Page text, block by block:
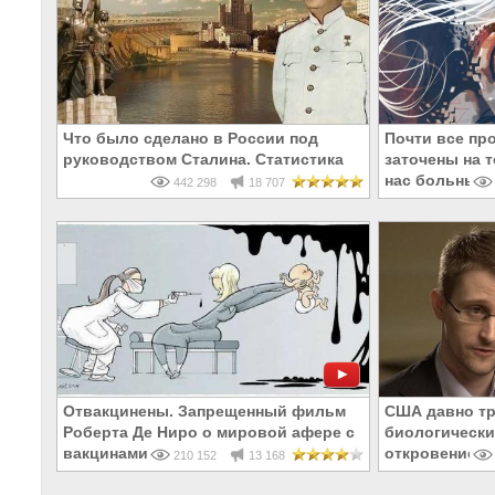
Что было сделано в России под
руководством Сталина. Статистика
442 298 18 707
Почти все
заточены на
нас
Отвакцинены. Запрещенный фильм
Роберта Де Ниро о мировой афере с
вакцинами
210 152 13 168
США давно
откровение